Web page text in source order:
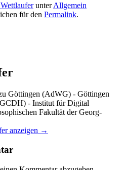
unterAllgemein
für den Permalink.
Göttingen (AdWG) - Göttingen
- Institut für Digital
Fakultät der Georg-
anzeigen →